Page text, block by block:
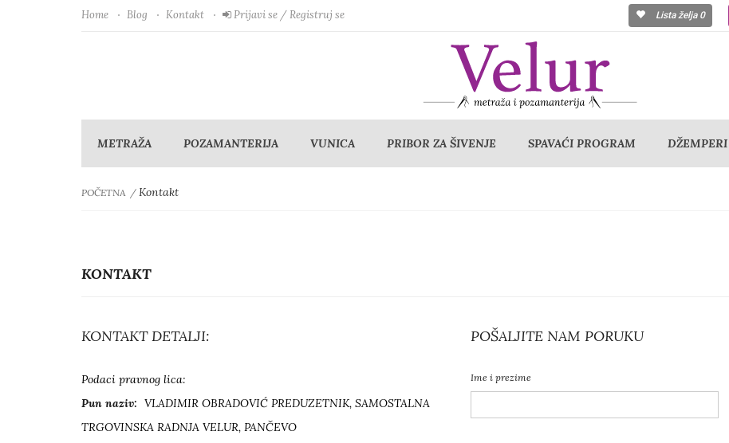
Home Blog Kontakt Prijavi se / Registruj se Lista želja 0
METRAŽA POZAMANTERIJA VUNICA PRIBOR ZA ŠIVENJE SPAVAĆI PROGRAM
POČETNA Kontakt
KONTAKT
KONTAKT DETALJI:
Podaci pravnog lica:
Pun naziv: VLADIMIR OBRADOVIĆ PREDUZETNIK, SAMOSTALNA
TRGOVINSKA RADNJA VELUR, PANČEVO
POŠALJITE NAM PORUKU
Ime i prezime